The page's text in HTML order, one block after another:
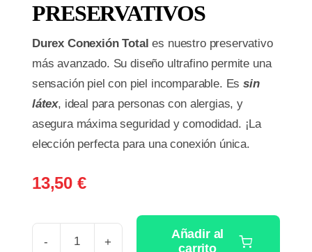
PRESERVATIVOS
Durex Conexión Total es nuestro preservativo
más avanzado. Su diseño ultrafino permite una
sensación piel con piel incomparable. Essin
látex, ideal para personas con alergias, y
asegura máxima seguridad y comodidad. ¡La
elección perfecta para una conexión única.
13,50 €
Añadir al
carrito